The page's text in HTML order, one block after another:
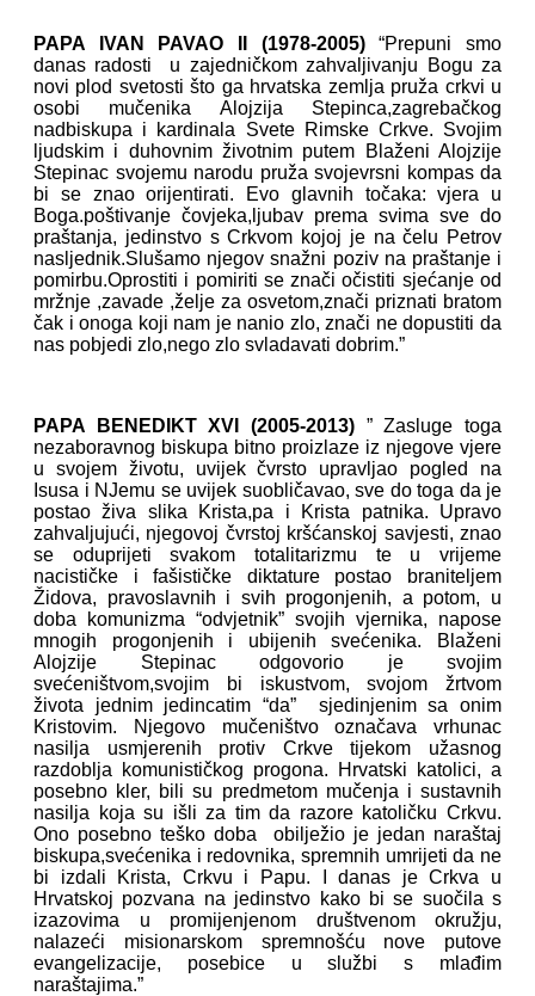
PAPA IVAN PAVAO II (1978-2005)“Prepuni smo
danas radosti u zajedničkom zahvaljivanju Bogu za
novi plod svetosti što ga hrvatska zemlja pruža crkvi u
osobi mučenika Alojzija Stepinca,zagrebačkog
nadbiskupa i kardinala Svete Rimske Crkve. Svojim
ljudskim i duhovnim životnim putem Blaženi Alojzije
Stepinac svojemu narodu pruža svojevrsni kompas da
bi se znao orijentirati. Evo glavnih točaka: vjera u
Boga.poštivanje čovjeka,ljubav prema svima sve do
praštanja, jedinstvo s Crkvom kojoj je na čelu Petrov
nasljednik.Slušamo njegov snažni poziv na praštanje i
pomirbu.Oprostiti i pomiriti se znači očistiti sjećanje od
mržnje ,zavade ,želje za osvetom,znači priznati bratom
čak i onoga koji nam je nanio zlo, znači ne dopustiti da
nas pobjedi zlo,nego zlo svladavati dobrim.”
PAPA BENEDIKT XVI (2005-2013) ” Zasluge toga
nezaboravnog biskupa bitno proizlaze iz njegove vjere
u svojem životu, uvijek čvrsto upravljao pogled na
Isusa i NJemu se uvijek suobličavao, sve do toga da je
postao živa slika Krista,pa i Krista patnika. Upravo
zahvaljujući, njegovoj čvrstoj kršćanskoj savjesti, znao
se oduprijeti svakom totalitarizmu te u vrijeme
nacističke i fašističke diktature postao braniteljem
Židova, pravoslavnih i svih progonjenih, a potom, u
doba komunizma “odvjetnik” svojih vjernika, napose
mnogih progonjenih i ubijenih svećenika. Blaženi
Alojzije Stepinac odgovorio je svojim
svećeništvom,svojim bi iskustvom, svojom žrtvom
života jednim jedincatim “da” sjedinjenim sa onim
Kristovim. Njegovo mučeništvo označava vrhunac
nasilja usmjerenih protiv Crkve tijekom užasnog
razdoblja komunističkog progona. Hrvatski katolici, a
posebno kler, bili su predmetom mučenja i sustavnih
nasilja koja su išli za tim da razore katoličku Crkvu.
Ono posebno teško doba obilježio je jedan naraštaj
biskupa,svećenika i redovnika, spremnih umrijeti da ne
bi izdali Krista, Crkvu i Papu. I danas je Crkva u
Hrvatskoj pozvana na jedinstvo kako bi se suočila s
izazovima u promijenjenom društvenom okružju,
nalazeći misionarskom spremnošću nove putove
evangelizacije, posebice u službi s mlađim
naraštajima.”